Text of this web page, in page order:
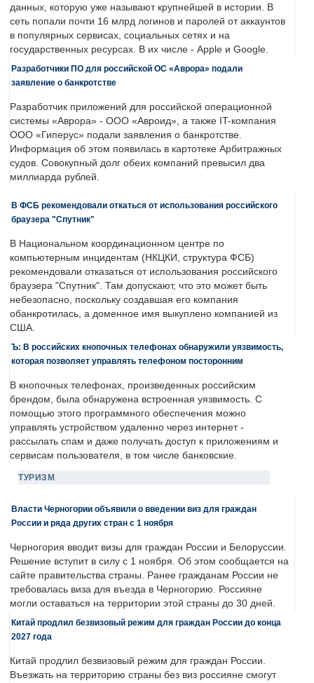
данных, которую уже называют крупнейшей в истории. В
сеть попали почти 16 млрд логинов и паролей от аккаунтов
в популярных сервисах, социальных сетях и на
государственных ресурсах. В их числе - Apple и Google.
Разработчики ПО для российской ОС «Аврора» подали
заявление о банкротстве
Разработчик приложений для российской операционной
системы «Аврора» - ООО «Авроид», а также IT-компания
ООО «Гиперус» подали заявления о банкротстве.
Информация об этом появилась в картотеке Арбитражных
судов. Совокупный долг обеих компаний превысил два
миллиарда рублей.
В ФСБ рекомендовали откаться от использования российского
браузера "Спутник"
В Национальном координационном центре по
компьютерным инцидентам (НКЦКИ, структура ФСБ)
рекомендовали отказаться от использования российского
браузера "Спутник". Там допускают, что это может быть
небезопасно, поскольку создавшая его компания
обанкротилась, а доменное имя выкуплено компанией из
США.
Ъ: В российских кнопочных телефонах обнаружили уязвимость,
которая позволяет управлять телефоном посторонним
В кнопочных телефонах, произведенных российским
брендом, была обнаружена встроенная уязвимость. С
помощью этого программного обеспечения можно
управлять устройством удаленно через интернет -
рассылать спам и даже получать доступ к приложениям и
сервисам пользователя, в том числе банковские.
ТУРИЗМ
Власти Черногории объявили о введении виз для граждан
России и ряда других стран с 1 ноября
Черногория вводит визы для граждан России и Белоруссии.
Решение вступит в силу с 1 ноября. Об этом сообщается на
сайте правительства страны. Ранее гражданам России не
требовалась виза для въезда в Черногорию. Россияне
могли оставаться на территории этой страны до 30 дней.
Китай продлил безвизовый режим для граждан России до конца
2027 года
Китай продлил безвизовый режим для граждан России.
Въезжать на территорию страны без виз россияне смогут